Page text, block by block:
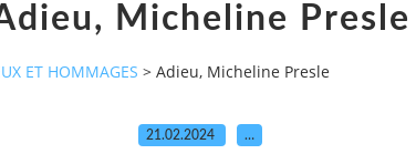
Micheline Presle
ET HOMMAGES > Adieu, Micheline Presle
21.02.2024 …